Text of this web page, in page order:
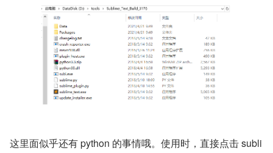
这里面似乎还有 python 的事情哦。使用时，直接点击 subli